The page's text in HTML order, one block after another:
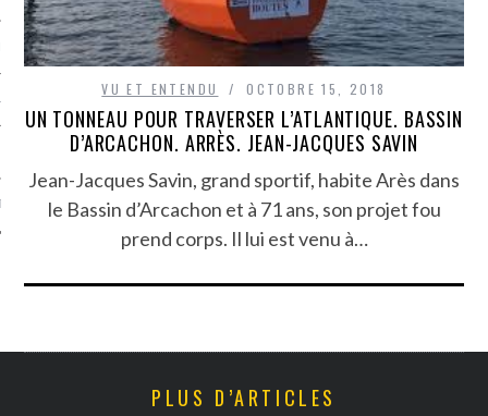
MONROZIER
ARCACHON
VU ET ENTENDU OCTOBRE 15, 2018
UN TONNEAU POUR TRAVERSER L’ATLANTIQUE. BASSIN
D’ARCACHON. ARRÈS. JEAN-JACQUES SAVIN
Jean-Jacques Savin, grand sportif, habite Arès dans
le Bassin d’Arcachon et à 71 ans, son projet fou
prend corps. Il lui est venu à…
PLUS D’ARTICLES